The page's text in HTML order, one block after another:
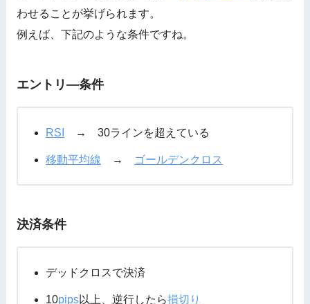
わせることが挙げられます。
例えば、下記のような条件ですね。
エントリ―条件
RSI → 30ラインを超えている
移動平均線 → ゴールデンクロス
決済条件
デッドクロスで決済
10pips以上、逆行したら損切り